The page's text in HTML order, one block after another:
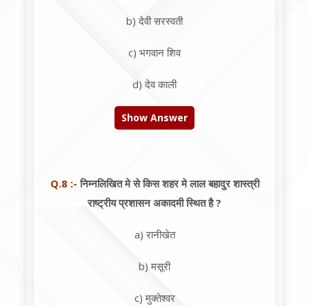
b) देवी सरस्वती
c) भगवान शिव
d) देव काली
Show Answer
Q.8 :- निम्नलिखित मे से किस शहर मे लाल बहादुर शास्त्री
राष्ट्रीय प्रशासन अकादमी स्थित है ?
a) रानीखेत
b) मसूरी
c) मुक्तेश्वर